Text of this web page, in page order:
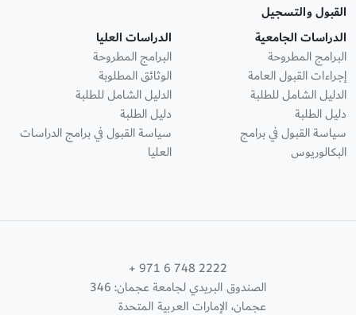
القبول والتسجيل
الدراسات الجامعية
البرامج المطروحة
إجراءات القبول العامة
الدليل الشامل للطلبة
دليل الطلبة
سياسة القبول في برامج
البكالوريوس
الدراسات العليا
البرامج المطروحة
الوثائق المطلوبة
الدليل الشامل للطلبة
دليل الطلبة
سياسة القبول في برامج الدراسات
العليا
+ 971 6 748 2222
الصندوق البريدي لجامعة عجمان: 346
عجمان، الإمارات العربية المتحدة